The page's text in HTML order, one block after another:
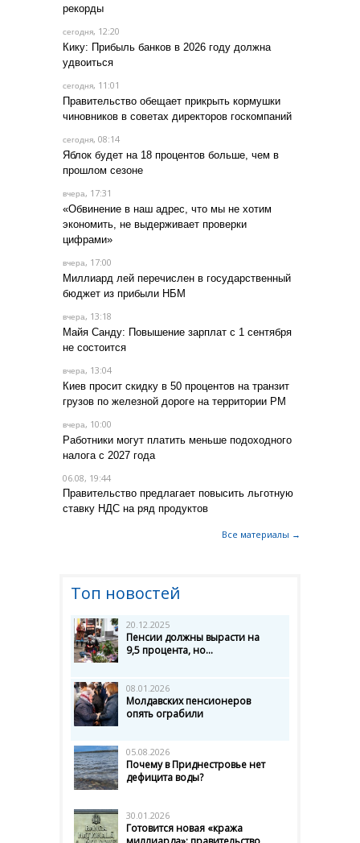
рекорды
сегодня, 12:20
Кику: Прибыль банков в 2026 году должна
удвоиться
сегодня, 11:01
Правительство обещает прикрыть кормушки
чиновников в советах директоров госкомпаний
сегодня, 08:14
Яблок будет на 18 процентов больше, чем в
прошлом сезоне
вчера, 17:31
«Обвинение в наш адрес, что мы не хотим
экономить, не выдерживает проверки
цифрами»
вчера, 17:00
Миллиард лей перечислен в государственный
бюджет из прибыли НБМ
вчера, 13:18
Майя Санду: Повышение зарплат с 1 сентября
не состоится
вчера, 13:04
Киев просит скидку в 50 процентов на транзит
грузов по железной дороге на территории РМ
вчера, 10:00
Работники могут платить меньше подоходного
налога с 2027 года
06.08, 19:44
Правительство предлагает повысить льготную
ставку НДС на ряд продуктов
Все материалы →
Топ новостей
20.12.2025
Пенсии должны вырасти на
9,5 процента, но...
08.01.2026
Молдавских пенсионеров
опять ограбили
05.08.2026
Почему в Приднестровье нет
дефицита воды?
30.01.2026
Готовится новая «кража